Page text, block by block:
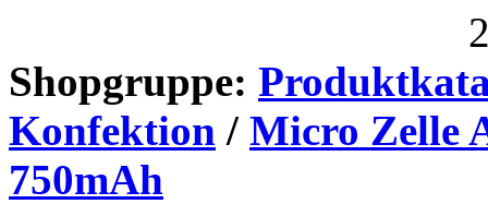
Shopgruppe:
Konfektion / Micro Zelle
750mAh